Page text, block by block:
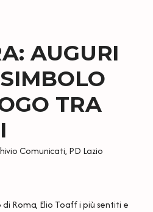
AUGURI
TRA
Comunicati, PD Lazio
Roma, Elio Toaff i più sentiti e